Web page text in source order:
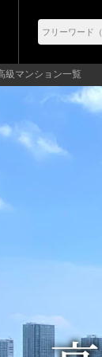
級マンション一覧